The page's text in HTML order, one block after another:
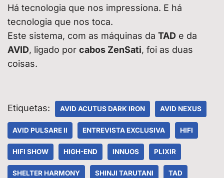
Há tecnologia que nos impressiona. E há
tecnologia que nos toca.
Este sistema, com as máquinas da TAD e da
AVID, ligado por cabos ZenSati, foi as duas
coisas.
Etiquetas: AVID ACUTUS DARK IRON AVID NEXUS
AVID PULSARE II ENTREVISTA EXCLUSIVA HIFI
HIFI SHOW HIGH-END INNUOS PLIXIR
SHELTER HARMONY SHINJI TARUTANI TAD